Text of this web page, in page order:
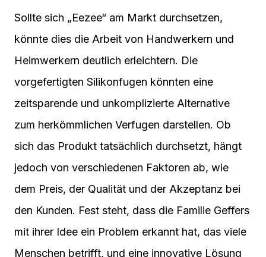
Sollte sich „Eezee“ am Markt durchsetzen,
könnte dies die Arbeit von Handwerkern und
Heimwerkern deutlich erleichtern. Die
vorgefertigten Silikonfugen könnten eine
zeitsparende und unkomplizierte Alternative
zum herkömmlichen Verfugen darstellen. Ob
sich das Produkt tatsächlich durchsetzt, hängt
jedoch von verschiedenen Faktoren ab, wie
dem Preis, der Qualität und der Akzeptanz bei
den Kunden. Fest steht, dass die Familie Geffers
mit ihrer Idee ein Problem erkannt hat, das viele
Menschen betrifft, und eine innovative Lösung